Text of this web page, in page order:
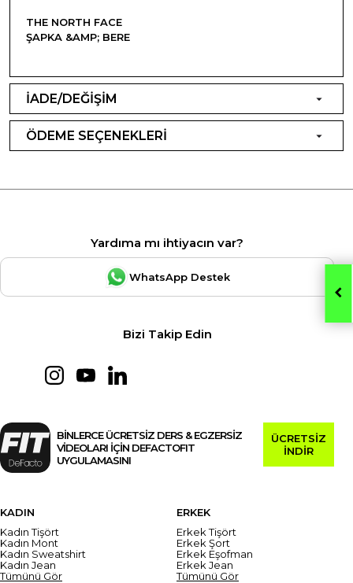
THE NORTH FACE
ŞAPKA &AMP; BERE
İADE/DEĞİŞİM
ÖDEME SEÇENEKLERİ
Yardıma mı ihtiyacın var?
WhatsApp Destek
Bizi Takip Edin
BİNLERCE ÜCRETSİZ DERS & EGZERSİZ
VİDEOLARI İÇİN DEFACTOFIT
UYGULAMASINI
ÜCRETSİZ
İNDİR
KADIN
Kadın Tişört
Kadın Mont
Kadın Sweatshirt
Kadın Jean
Tümünü Gör
ERKEK
Erkek Tişört
Erkek Şort
Erkek Eşofman
Erkek Jean
Tümünü Gör